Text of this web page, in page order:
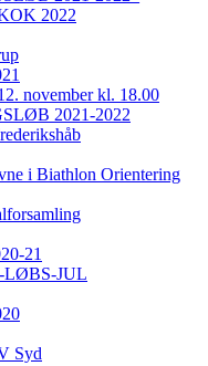
2022
november kl. 18.00
2021-2022
i Biathlon Orientering
21
LØBS-JUL
Syd